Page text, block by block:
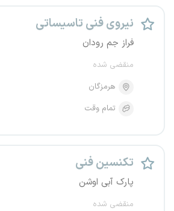
نیروی فنی تاسیساتی
فراز جم رودان
منقضی شده
هرمزگان
تمام وقت
تکنسین فنی
پارک آبی اوشن
منقضی شده